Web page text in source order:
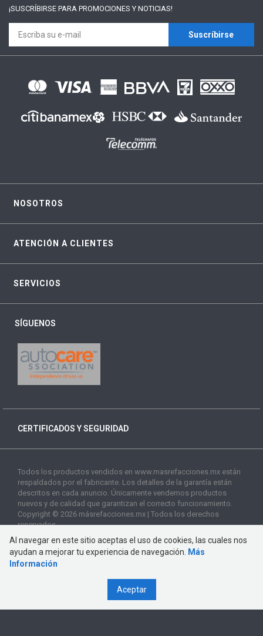
¡SUSCRÍBIRSE PARA PROMOCIONES Y NOTICIAS!
Suscríbirse
NOSOTROS
ATENCIÓN A CLIENTES
SERVICIOS
SÍGUENOS
CERTIFICADOS Y SEGURIDAD
Todos los productos vendidos en www.masrefacciones.mx están
respaldados por el fabricante. Los detalles de la garantía están
descritos en cada anuncio. Únicamente vendemos productos
nuevos y de calidad que garantizan el correcto funcionamiento.
Copyright © 2026 másrefacciones.mx | Todos los derechos
reservados
Al navegar en este sitio aceptas el uso de cookies, las cuales nos
ayudan a mejorar tu experiencia de navegación.
Más
Información
Aceptar